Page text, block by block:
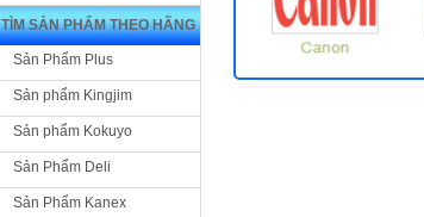
TÌM SẢN PHẨM THEO HÃNG
Sản Phẩm Plus
Sản phẩm Kingjim
Sản phẩm Kokuyo
Sản Phẩm Deli
Sản Phẩm Kanex